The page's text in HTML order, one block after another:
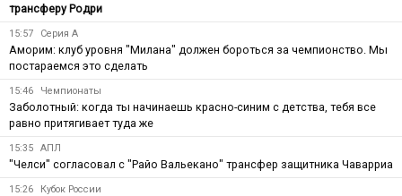
трансферу Родри
15:57 Серия А
Аморим: клуб уровня "Милана" должен бороться за чемпионство. Мы
постараемся это сделать
15:46 Чемпионаты
Заболотный: когда ты начинаешь красно-синим с детства, тебя все
равно притягивает туда же
15:35 АПЛ
"Челси" согласовал с "Райо Вальекано" трансфер защитника Чаварриа
15:26 Кубок России